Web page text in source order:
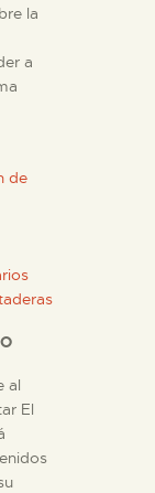
la
a
de
al
El